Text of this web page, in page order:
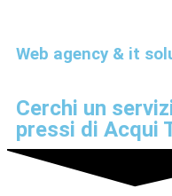
Web agency & it
Cerchi un
pressi di Acqui